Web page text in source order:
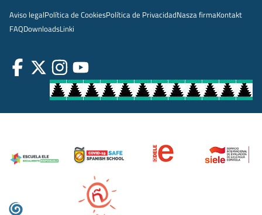
Aviso legalPolítica de CookiesPolítica de PrivacidadNasza firmaKontakt
FAQDownloadsLinki